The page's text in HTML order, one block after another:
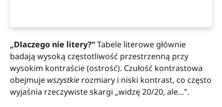
„Dlaczego nie litery?”Tabele literowe głównie
badają wysoką częstotliwość przestrzenną przy
wysokim kontraście (ostrość). Czułość kontrastowa
obejmuje wszystkie rozmiary i niski kontrast, co często
wyjaśnia rzeczywiste skargi „widzę 20/20, ale…”.